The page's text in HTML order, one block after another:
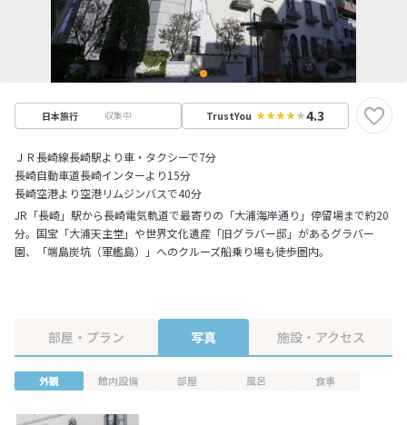
日本旅行 収集中 TrustYou 4.3
ＪＲ長崎線長崎駅より車・タクシーで7分
長崎自動車道長崎インターより15分
長崎空港より空港リムジンバスで40分
JR「長崎」駅から長崎電気軌道で最寄りの「大浦海岸通り」停留場まで約20
分。国宝「大浦天主堂」や世界文化遺産「旧グラバー邸」があるグラバー
園、「端島炭坑（軍艦島）」へのクルーズ船乗り場も徒歩圏内。
部屋・プラン 写真 施設・アクセス
外観 館内設備 部屋 風呂 食事